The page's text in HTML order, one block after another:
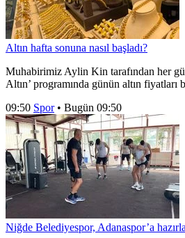
Altın hafta sonuna nasıl başladı?
Muhabirimiz Aylin Kin tarafından her
Altın’ programında günün altın fiyatları
09:50 Spor• Bugün 09:50
Niğde Belediyespor, Adanaspor’a